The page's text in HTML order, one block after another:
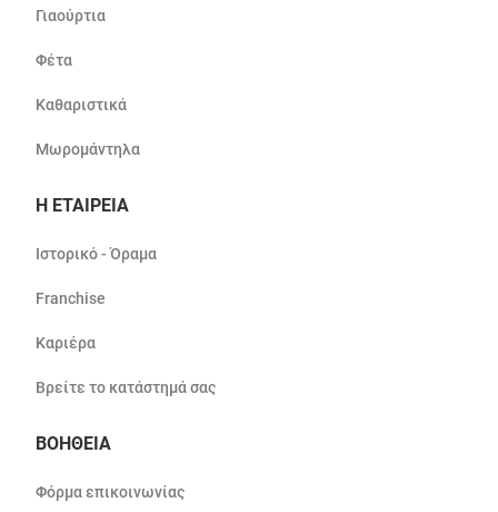
Γιαούρτια
Φέτα
Καθαριστικά
Μωρομάντηλα
Η ΕΤΑΙΡΕΙΑ
Ιστορικό - Όραμα
Franchise
Καριέρα
Βρείτε το κατάστημά σας
ΒΟΗΘΕΙΑ
Φόρμα επικοινωνίας